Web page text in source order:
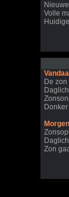
Volle
De
Morgen
Zon